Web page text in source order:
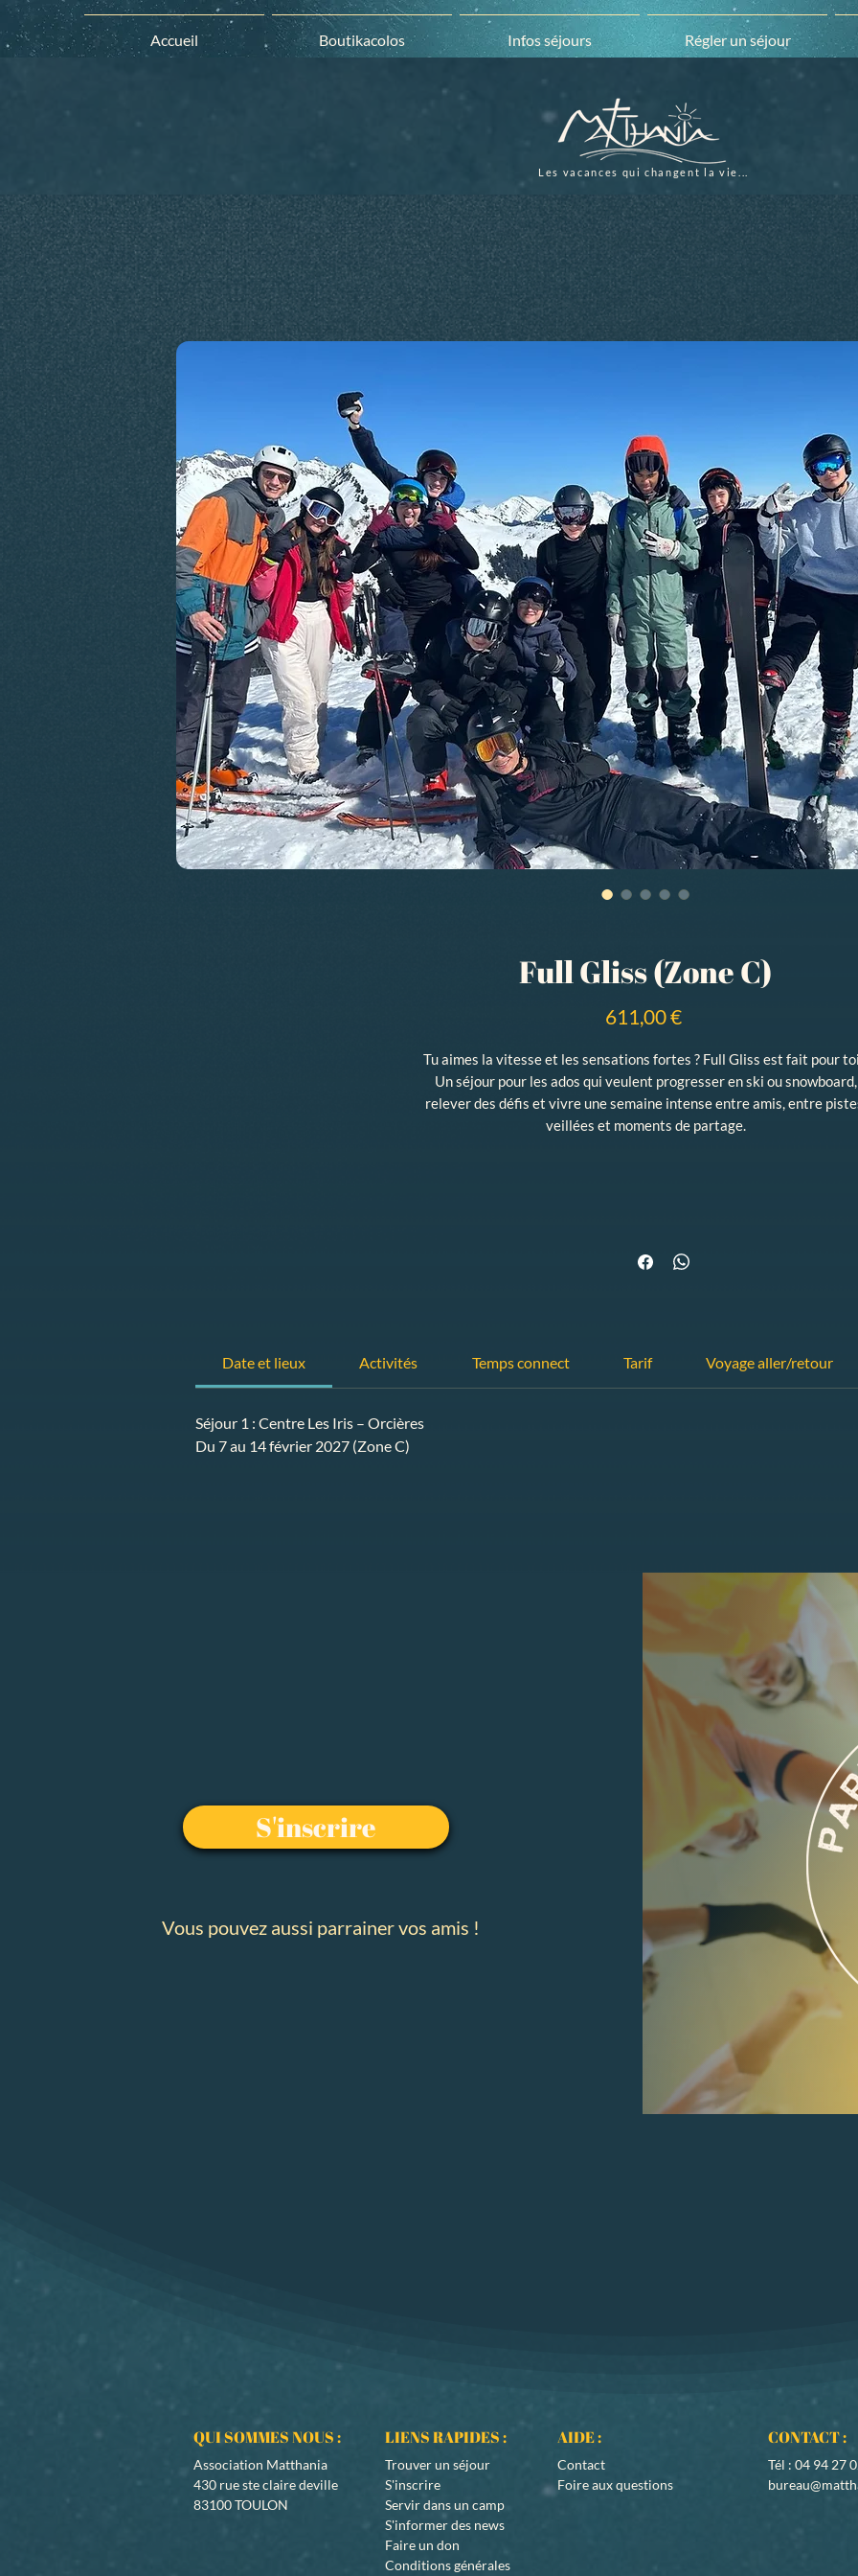
Accueil Boutikacolos Infos séjours Régler un séjour
Les vacances qui changent la vie...
Full Gliss (Zone C)
611,00 €Prix
Tu aimes la vitesse et les sensations fortes ? Full Gliss est fait pour
Un séjour pour les ados qui veulent progresser en ski ou snowboard,
relever des défis et vivre une semaine intense entre amis, entre
veillées et moments de partage.
Date et lieux Activités Temps connect Tarif Voyage aller/retour
Séjour 1 : Centre Les Iris – Orcières
Du 7 au 14 février 2027 (Zone C)
S'inscrire
Vous pouvez aussi parrainer vos amis !
QUI SOMMES NOUS :
Association Matthania
430 rue ste claire deville
83100 TOULON
LIENS RAPIDES :
Trouver un séjour
S'inscrire
Servir dans un camp
S'informer des news
Faire un don
Conditions générales
AIDE :
Contact
Foire aux questions
CONTACT :
Tél : 04 94 27